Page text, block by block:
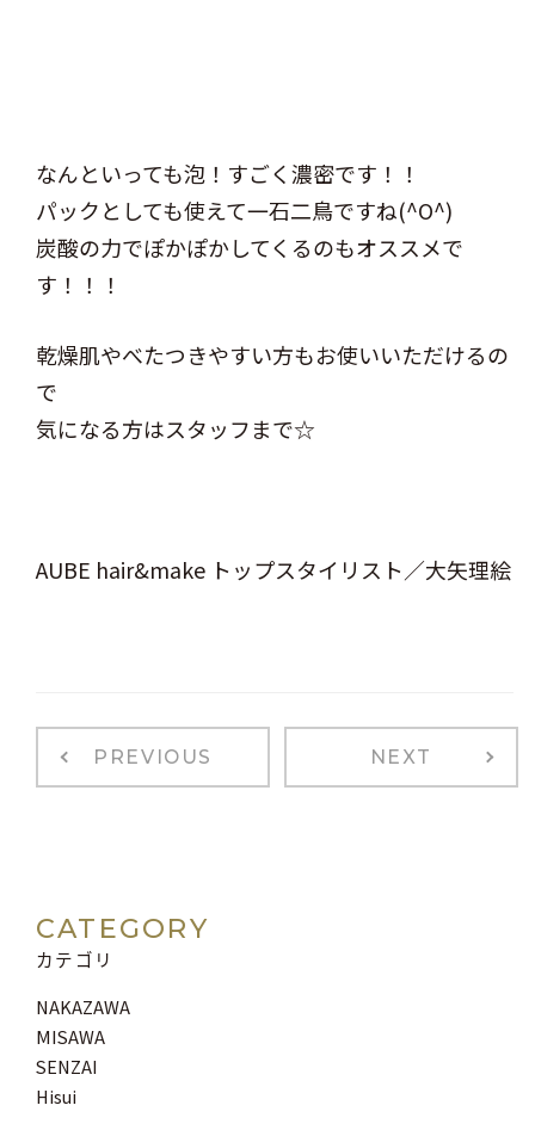
なんといっても泡！すごく濃密です！！
パックとしても使えて一石二鳥ですね(^O^)
炭酸の力でぽかぽかしてくるのもオススメで
す！！！
乾燥肌やべたつきやすい方もお使いいただけるの
で
気になる方はスタッフまで☆
AUBE hair&make トップスタイリスト／大矢理絵
PREVIOUS NEXT
CATEGORY
カテゴリ
NAKAZAWA
MISAWA
SENZAI
Hisui